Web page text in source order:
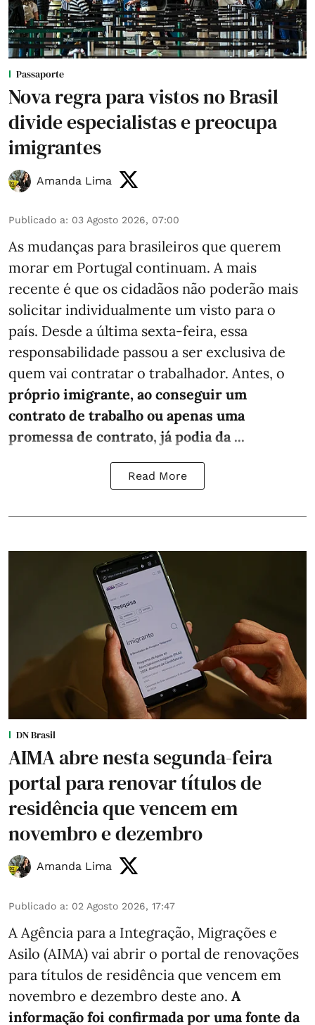
Passaporte
Nova regra para vistos no Brasil
divide especialistas e preocupa
imigrantes
Amanda Lima
Publicado a: 03 Agosto 2026, 07:00
As mudanças para brasileiros que querem
morar em Portugal continuam. A mais
recente é que os cidadãos não poderão mais
solicitar individualmente um visto para o
país. Desde a última sexta-feira, essa
responsabilidade passou a ser exclusiva de
quem vai contratar o trabalhador. Antes, o
próprio imigrante, ao conseguir um
contrato de trabalho ou apenas uma
promessa de contrato, já podia da ...
Read More
DN Brasil
AIMA abre nesta segunda-feira
portal para renovar títulos de
residência que vencem em
novembro e dezembro
Amanda Lima
Publicado a: 02 Agosto 2026, 17:47
A Agência para a Integração, Migrações e
Asilo (AIMA) vai abrir o portal de renovações
para títulos de residência que vencem em
novembro e dezembro deste ano. A
informação foi confirmada por uma fonte da